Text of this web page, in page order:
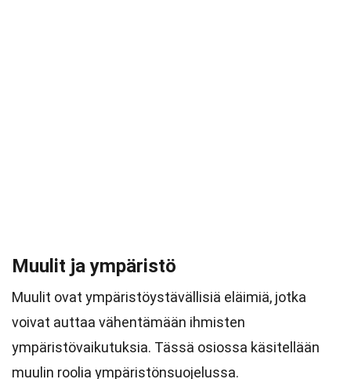
Muulit ja ympäristö
Muulit ovat ympäristöystävällisiä eläimiä, jotka
voivat auttaa vähentämään ihmisten
ympäristövaikutuksia. Tässä osiossa käsitellään
muulin roolia ympäristönsuojelussa.